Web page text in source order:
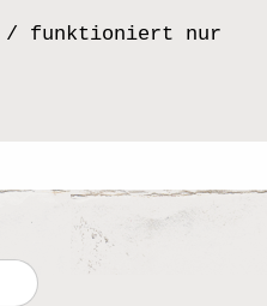
/ funktioniert nur